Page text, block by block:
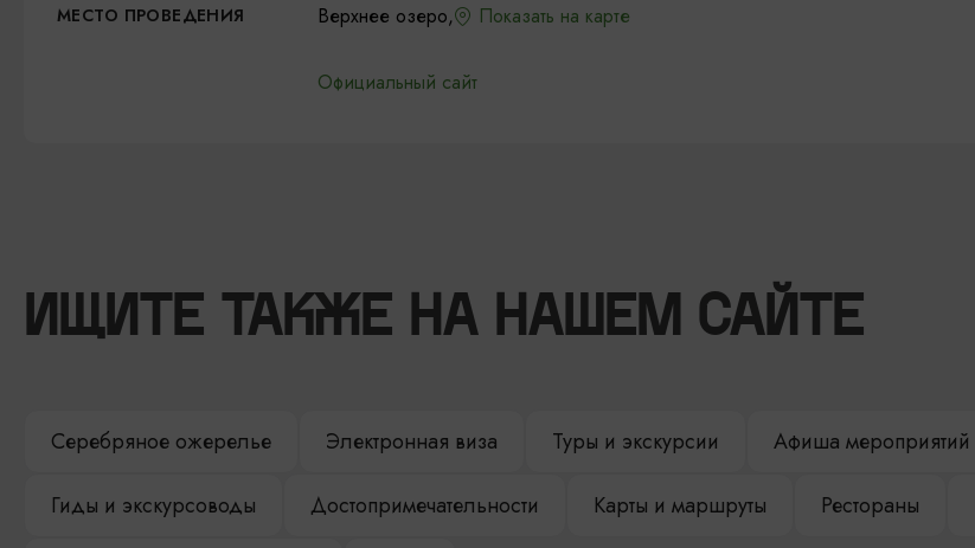
МЕСТО ПРОВЕДЕНИЯ Верхнее озеро, Показать на карте
Официальный сайт
ИЩИТЕ ТАКЖЕ НА НАШЕМ САЙТЕ
Серебряное ожерелье Электронная виза Туры и экскурсии Афиша мероприятий
Гиды и экскурсоводы Достопримечательности Карты и маршруты Рестораны